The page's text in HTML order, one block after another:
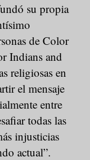
su propia
de Color
Indians and
religiosas en
el mensaje
entre
todas las
injusticias
actual”.